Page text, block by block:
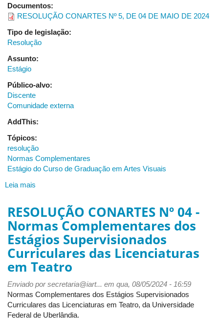
Documentos:
RESOLUÇÃO CONARTES Nº 5, DE 04 DE MAIO DE 2024
Tipo de legislação:
Resolução
Assunto:
Estágio
Público-alvo:
Discente
Comunidade externa
AddThis:
Tópicos:
resolução
Normas Complementares
Estágio do Curso de Graduação em Artes Visuais
Leia mais
CONARTES
Nº
05
-
Normas
Complementares
de
do
Curso
de
Graduação
RESOLUÇÃO CONARTES Nº 04 -
Normas Complementares dos
Estágios Supervisionados
Curriculares das Licenciaturas
em Teatro
Enviado porsecretaria@iart... em qua, 08/05/2024 - 16:59
Normas Complementares dos Estágios Supervisionados
Curriculares das Licenciaturas em Teatro, da Universidade
Federal de Uberlândia.